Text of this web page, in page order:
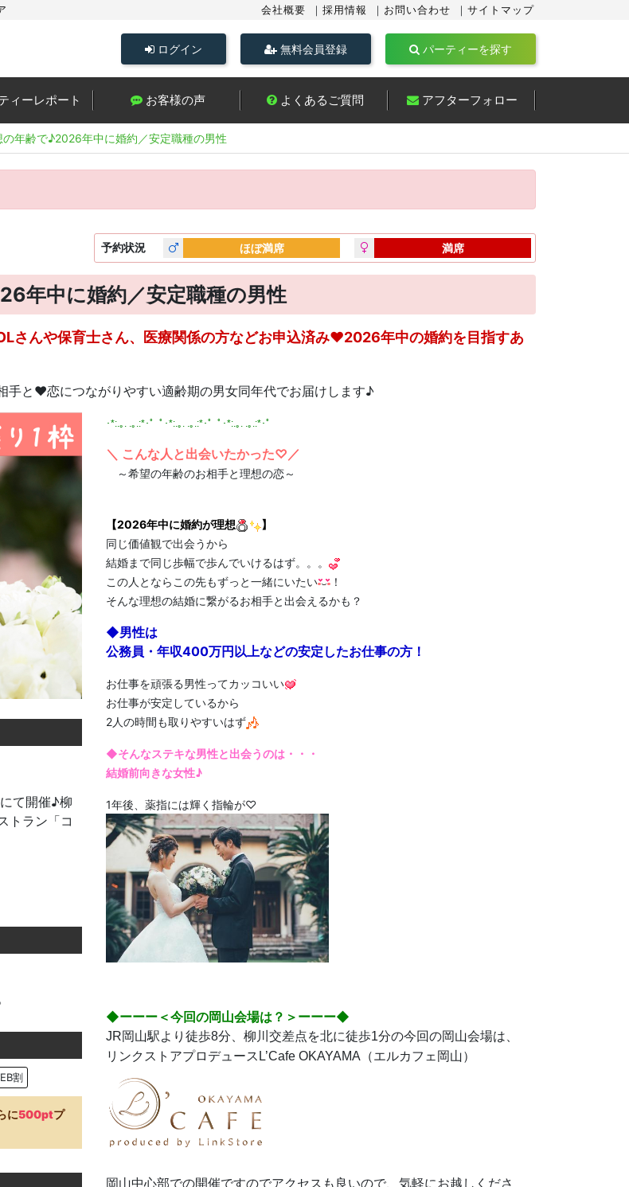
会社概要 採用情報 お問い合わせ サイトマップ
ログイン 無料会員登録 パーティーを探す
ィーレポート お客様の声 よくあるご質問 アフターフォロー
年齢で♪2026年中に婚約／安定職種の男性
予約状況 ほぼ満席 満席
年中に婚約／安定職種の男性
んや保育士さん、医療関係の方などお申込済み♥2026年中の婚約を目指すあ
手と♥恋につながりやすい適齢期の男女同年代でお届けします♪
て開催♪柳
トラン「コ
割
に500ptプ
･*:.｡. .｡.:*･゜ﾟ･*:.｡. .｡.:*･゜ﾟ･*:.｡. .｡.:*･゜
＼ こんな人と出会いたかった♡／
～希望の年齢のお相手と理想の恋～
【2026年中に婚約が理想
】
同じ価値観で出会うから
結婚まで同じ歩幅で歩んでいけるはず。。。
この人とならこの先もずっと一緒にいたい
！
そんな理想の結婚に繋がるお相手と出会えるかも？
◆男性は
公務員・年収400万円以上などの安定したお仕事の方！
お仕事を頑張る男性ってカッコいい
お仕事が安定しているから
2人の時間も取りやすいはず
◆そんなステキな男性と出会うのは・・・
結婚前向きな女性♪
1年後、薬指には輝く指輪が♡
◆ーーー＜今回の岡山会場は？＞ーーー◆
JR岡山駅より徒歩8分、柳川交差点を北に徒歩1分の今回の岡山会場は、
リンクストアプロデュースL’Cafe OKAYAMA（エルカフェ岡山）
岡山中心部での開催ですのでアクセスも良いので、気軽にお越しくださ